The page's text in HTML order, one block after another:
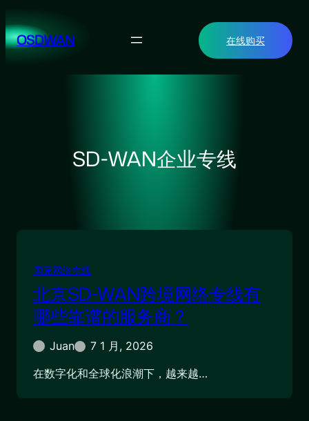
至
内OSDWAN 在线购买
SD-WAN企业专线
国际网络专线
北京SD-WAN跨境网络专线有
哪些靠谱的服务商？
Juan
7 1 月, 2026
在数字化和全球化浪潮下，越来越…